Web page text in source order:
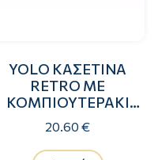
YOLO ΚΑΣΕΤΙΝΑ
RETRO ΜΕ
ΚΟΜΠΙΟΥΤΕΡΑΚΙ
MAKE UP
20.60 €